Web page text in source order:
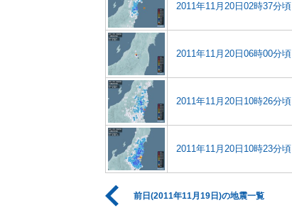
2011年11月20日02時37分頃
2011年11月20日06時00分頃
2011年11月20日10時26分頃
2011年11月20日10時23分頃
前日(2011年11月19日)の地震一覧